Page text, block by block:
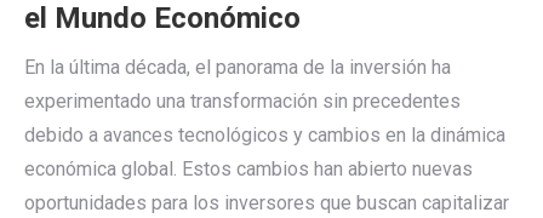
el Mundo Económico
En la última década, el panorama de la inversión ha
experimentado una transformación sin precedentes
debido a avances tecnológicos y cambios en la dinámica
económica global. Estos cambios han abierto nuevas
oportunidades para los inversores que buscan capitalizar